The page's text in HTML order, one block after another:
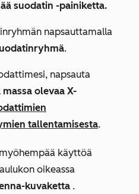
suodatin -painiketta.
napsauttamalla
.
napsauta
massa olevaa X-
tallentamisesta.
käyttöä
oikeassa
kuvaketta .